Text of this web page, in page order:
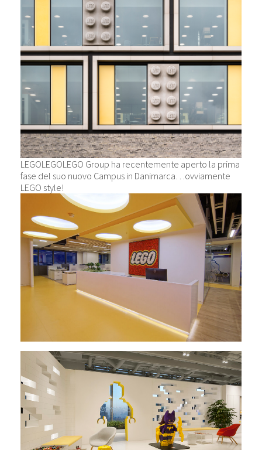
LEGOLEGOLEGO Group ha recentemente aperto la prima
fase del suo nuovo Campus in Danimarca…ovviamente
LEGO style!